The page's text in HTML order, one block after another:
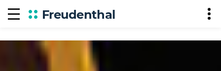
Freudenthal